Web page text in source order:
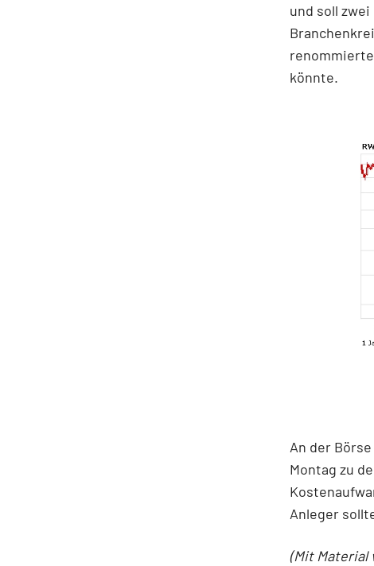
und soll
könnte.
An der
Montag zu
Anleger
(Mit Material